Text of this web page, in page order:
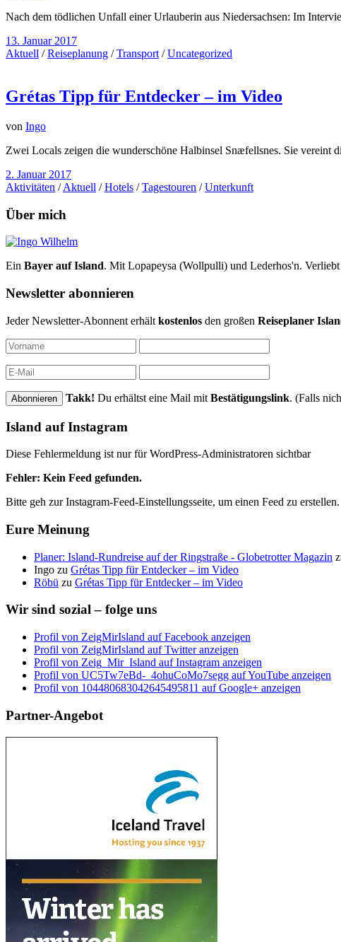
Nach dem tödlichen Unfall einer Urlauberin aus Niedersachsen: Im
13. Januar 2017
Aktuell /Reiseplanung /Transport /Uncategorized
Grétas Tipp für Entdecker – im Video
von Ingo
Zwei Locals zeigen die wunderschöne Halbinsel Snæfellsnes. Sie vereint
2. Januar 2017
Aktivitäten /Aktuell /Hotels /Tagestouren /Unterkunft
Über mich
Ein Bayer auf Island. Mit Lopapeysa (Wollpulli) und Lederhos'n.
Newsletter abonnieren
Jeder Newsletter-Abonnent erhält kostenlos den großen Reiseplaner
Takk! Du erhältst eine Mail mit Bestätigungslink. (Falls
Island auf Instagram
Diese Fehlermeldung ist nur für WordPress-Administratoren sichtbar
Fehler: Kein Feed gefunden.
Bitte geh zur Instagram-Feed-Einstellungsseite, um einen Feed zu erstellen.
Eure Meinung
Planer: Island-Rundreise auf der Ringstraße - Globetrotter Magazin
Ingo zu Grétas Tipp für Entdecker – im Video
Röbü zu Grétas Tipp für Entdecker – im Video
Wir sind sozial – folge uns
Profil von ZeigMirIsland auf Facebook anzeigen
Profil von ZeigMirIsland auf Twitter anzeigen
Profil von Zeig_Mir_Island auf Instagram anzeigen
Profil von UC5Tw7eBd-_4ohuCoMo7segg auf YouTube anzeigen
Profil von 104480683042645495811 auf Google+ anzeigen
Partner-Angebot